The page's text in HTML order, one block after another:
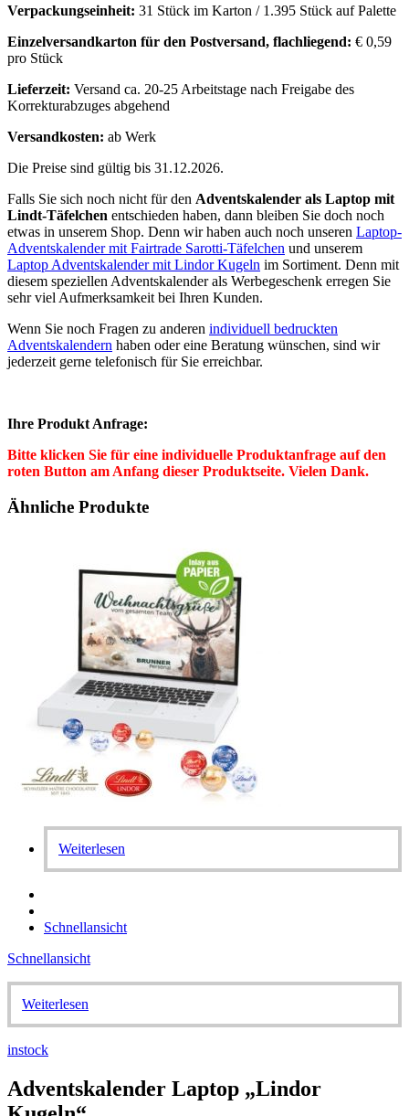
Verpackungseinheit: 31 Stück im Karton / 1.395 Stück auf Palette
Einzelversandkarton für den Postversand, flachliegend: € 0,59
pro Stück
Lieferzeit: Versand ca. 20-25 Arbeitstage nach Freigabe des
Korrekturabzuges abgehend
Versandkosten: ab Werk
Die Preise sind gültig bis 31.12.2026.
Falls Sie sich noch nicht für den Adventskalender als Laptop mit
Lindt-Täfelchen entschieden haben, dann bleiben Sie doch noch
etwas in unserem Shop. Denn wir haben auch noch unseren Laptop-
Adventskalender mit Fairtrade Sarotti-Täfelchen und unserem
Laptop Adventskalender mit Lindor Kugeln im Sortiment. Denn mit
diesem speziellen Adventskalender als Werbegeschenk erregen Sie
sehr viel Aufmerksamkeit bei Ihren Kunden.
Wenn Sie noch Fragen zu anderen individuell bedruckten
Adventskalendern haben oder eine Beratung wünschen, sind wir
jederzeit gerne telefonisch für Sie erreichbar.
Ihre Produkt Anfrage:
Bitte klicken Sie für eine individuelle Produktanfrage auf den
roten Button am Anfang dieser Produktseite. Vielen Dank.
Ähnliche Produkte
Weiterlesen
Schnellansicht
Schnellansicht
Weiterlesen
instock
Adventskalender Laptop „Lindor